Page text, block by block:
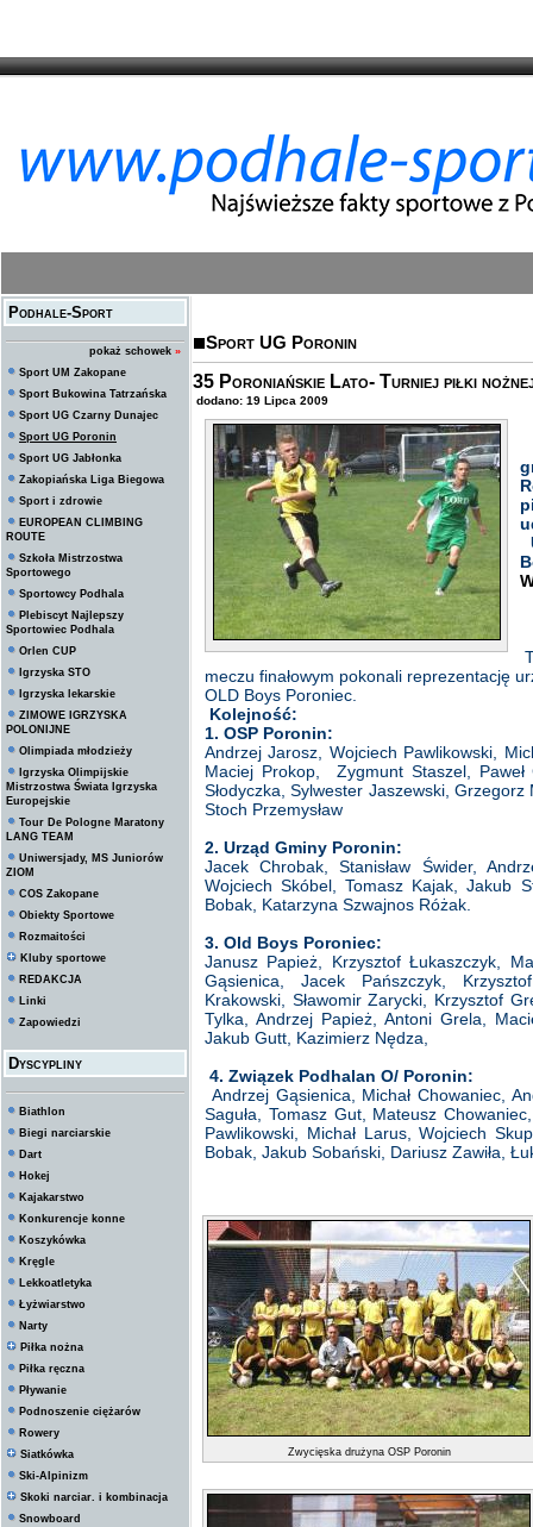
Podhale-Sport
pokaż schowek »
Sport UM Zakopane
Sport Bukowina Tatrzańska
Sport UG Czarny Dunajec
Sport UG Poronin
Sport UG Jabłonka
Zakopiańska Liga Biegowa
Sport i zdrowie
EUROPEAN CLIMBING
ROUTE
Szkoła Mistrzostwa
Sportowego
Sportowcy Podhala
Plebiscyt Najlepszy
Sportowiec Podhala
Orlen CUP
Igrzyska STO
Igrzyska lekarskie
ZIMOWE IGRZYSKA
POLONIJNE
Olimpiada młodzieży
Igrzyska Olimpijskie
Mistrzostwa Świata Igrzyska
Europejskie
Tour De Pologne Maratony
LANG TEAM
Uniwersjady, MS Juniorów
ZIOM
COS Zakopane
Obiekty Sportowe
Rozmaitości
Kluby sportowe
REDAKCJA
Linki
Zapowiedzi
Dyscypliny
Biathlon
Biegi narciarskie
Dart
Hokej
Kajakarstwo
Konkurencje konne
Koszykówka
Kręgle
Lekkoatletyka
Łyżwiarstwo
Narty
Piłka nożna
Piłka ręczna
Pływanie
Podnoszenie ciężarów
Rowery
Siatkówka
Ski-Alpinizm
Skoki narciar. i kombinacja
Snowboard
Sport UG Poronin
35 Poroniańskie Lato- Turniej piłki
dodano: 19 Lipca 2009
meczu finałowym pokonali reprezentację
OLD Boys Poroniec.
Kolejność:
1. OSP Poronin:
Andrzej Jarosz, Wojciech Pawlikowski,
Maciej Prokop, Zygmunt Staszel,
Słodyczka, Sylwester Jaszewski,
Stoch Przemysław
2. Urząd Gminy Poronin:
Jacek Chrobak, Stanisław Świder,
Wojciech Skóbel, Tomasz Kajak, Jakub
Bobak, Katarzyna Szwajnos Różak.
3. Old Boys Poroniec:
Janusz Papież, Krzysztof Łukaszczyk,
Gąsienica, Jacek Pańszczyk,
Krakowski, Sławomir Zarycki, Krzysztof
Tylka, Andrzej Papież, Antoni Grela,
Jakub Gutt, Kazimierz Nędza,
4. Związek Podhalan O/ Poronin:
Andrzej Gąsienica, Michał Chowaniec,
Saguła, Tomasz Gut, Mateusz
Pawlikowski, Michał Larus, Wojciech
Bobak, Jakub Sobański, Dariusz Zawiła,
Zwycięska drużyna OSP Poronin